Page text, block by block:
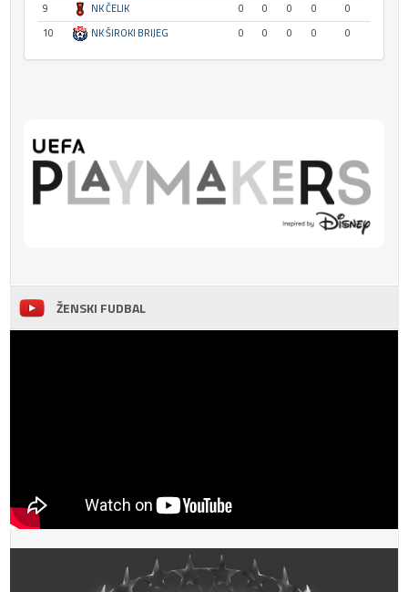
9
NK ČELIK 0 0 0 0
0
10
NK ŠIROKI BRIJEG 0 0 0 0 0
ŽENSKI FUDBAL